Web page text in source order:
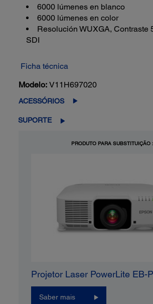
6000 lúmenes en blanco
6000 lúmenes en color
Resolución WUXGA, Contraste
SDI
Ficha técnica
Modelo: V11H697020
ACESSÓRIOS
SUPORTE
PRODUTO PARA SUBSTITUIÇÃO :
Projetor Laser PowerLite EB-
Saber mais